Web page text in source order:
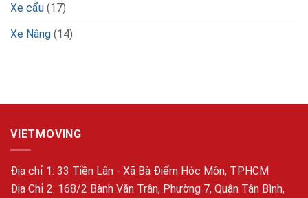
Xe cẩu (17)
Xe Nâng (14)
VIETMOVING
Địa chỉ 1: 33 Tiền Lân - Xã Bà Điểm Hóc Môn, TPHCM
Địa Chỉ 2: 168/2 Bành Văn Trân, Phường 7, Quận Tân Bình,